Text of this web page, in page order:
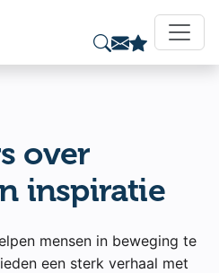
over
inspiratie
mensen in beweging te
een sterk verhaal met